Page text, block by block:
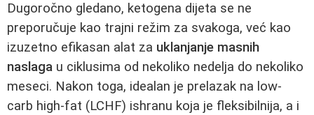
Dugoročno gledano, ketogena dijeta se ne
preporučuje kao trajni režim za svakoga, već kao
izuzetno efikasan alat za uklanjanje masnih
naslaga u ciklusima od nekoliko nedelja do nekoliko
meseci. Nakon toga, idealan je prelazak na low-
carb high-fat (LCHF) ishranu koja je fleksibilnija, a i